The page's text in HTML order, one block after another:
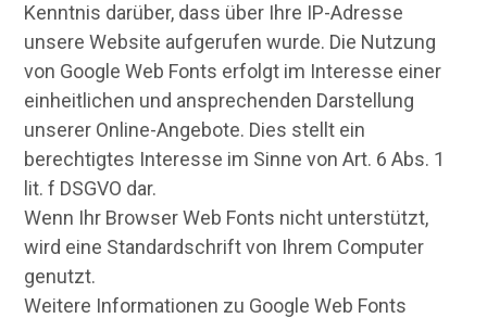
Kenntnis darüber, dass über Ihre IP-Adresse
unsere Website aufgerufen wurde. Die Nutzung
von Google Web Fonts erfolgt im Interesse einer
einheitlichen und ansprechenden Darstellung
unserer Online-Angebote. Dies stellt ein
berechtigtes Interesse im Sinne von Art. 6 Abs. 1
lit. f DSGVO dar.
Wenn Ihr Browser Web Fonts nicht unterstützt,
wird eine Standardschrift von Ihrem Computer
genutzt.
Weitere Informationen zu Google Web Fonts